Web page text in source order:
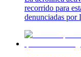
recorrido para
denunciadas por